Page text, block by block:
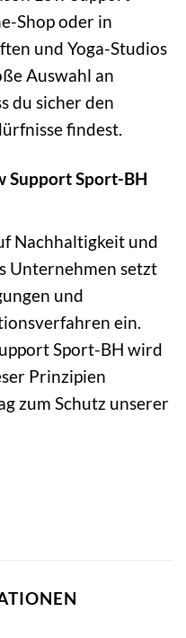
Shop oder in
und Yoga-Studios
Auswahl an
du sicher den
findest.
Support Sport-BH
Nachhaltigkeit und
Unternehmen setzt
und
ein.
Sport-BH wird
Prinzipien
zum Schutz unserer